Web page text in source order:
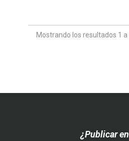
Mostrando los resultados 1 a
¿Publicar